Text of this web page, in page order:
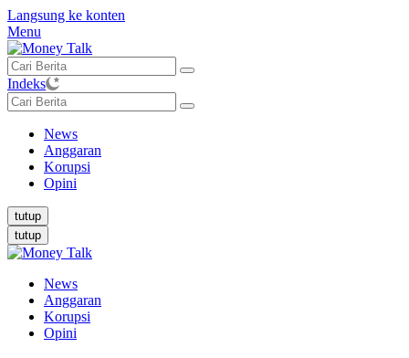
Langsung ke konten
Menu
Indeks
News
Anggaran
Korupsi
Opini
tutup
tutup
News
Anggaran
Korupsi
Opini